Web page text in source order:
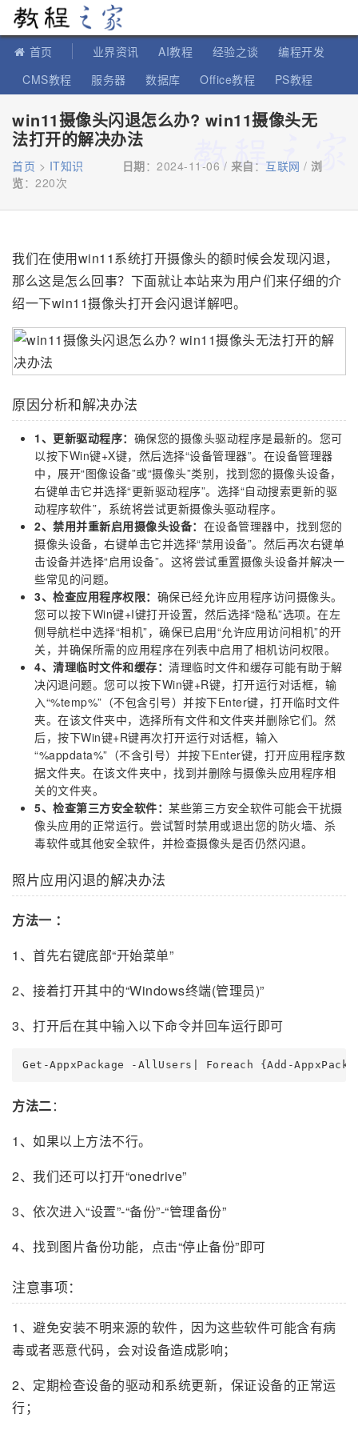
首页 业界资讯 AI教程 经验之谈
编程开发
CMS教程
服务器 数据库 Office教程
PS教程
win11摄像头闪退怎么办? win11摄像头无
法打开的解决办法
首页 > IT知识 日期：2024-11-06 / 来自 ： 互联网 / 浏
览： 220次
我们在使用win11系统打开摄像头的额时候会发现闪退，
那么这是怎么回事？下面就让本站来为用户们来仔细的介
绍一下win11摄像头打开会闪退详解吧。
原因分析和解决办法
1、更新驱动程序： 确保您的摄像头驱动程序是最新的。您可
以按下Win键+X键，然后选择“设备管理器”。在设备管理器
中，展开“图像设备”或“摄像头”类别，找到您的摄像头设备，
右键单击它并选择“更新驱动程序”。选择“自动搜索更新的驱
动程序软件”，系统将尝试更新摄像头驱动程序。
2、禁用并重新启用摄像头设备： 在设备管理器中，找到您的
摄像头设备，右键单击它并选择“禁用设备”。然后再次右键单
击设备并选择“启用设备”。这将尝试重置摄像头设备并解决一
些常见的问题。
3、检查应用程序权限： 确保已经允许应用程序访问摄像头。
您可以按下Win键+I键打开设置，然后选择“隐私”选项。在左
侧导航栏中选择“相机”，确保已启用“允许应用访问相机”的开
关，并确保所需的应用程序在列表中启用了相机访问权限。
4、清理临时文件和缓存： 清理临时文件和缓存可能有助于解
决闪退问题。您可以按下Win键+R键，打开运行对话框，输
入“%temp%”（不包含引号）并按下Enter键，打开临时文件
夹。在该文件夹中，选择所有文件和文件夹并删除它们。然
后，按下Win键+R键再次打开运行对话框，输入
“%appdata%”（不含引号）并按下Enter键，打开应用程序数
据文件夹。在该文件夹中，找到并删除与摄像头应用程序相
关的文件夹。
5、检查第三方安全软件： 某些第三方安全软件可能会干扰摄
像头应用的正常运行。尝试暂时禁用或退出您的防火墙、杀
毒软件或其他安全软件，并检查摄像头是否仍然闪退。
照片应用闪退的解决办法
方法一 ：
1、首先右键底部“开始菜单”
2、接着打开其中的“Windows终端(管理员)”
3、打开后在其中输入以下命令并回车运行即可
Get-AppxPackage -AllUsers| Foreach {Add-
方法二：
1、如果以上方法不行。
2、我们还可以打开“onedrive”
3、依次进入“设置”-“备份”-“管理备份”
4、找到图片备份功能，点击“停止备份”即可
注意事项：
1、避免安装不明来源的软件，因为这些软件可能含有病
毒或者恶意代码，会对设备造成影响；
2、定期检查设备的驱动和系统更新，保证设备的正常运
行；